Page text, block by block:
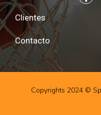
Clientes
Contacto
Copyrights 2024 ©